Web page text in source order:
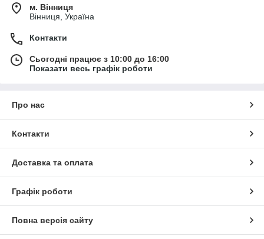
м. Вінниця
Вінниця, Україна
Контакти
Сьогодні працює з 10:00 до 16:00
Показати весь графік роботи
Про нас
Контакти
Доставка та оплата
Графік роботи
Повна версія сайту